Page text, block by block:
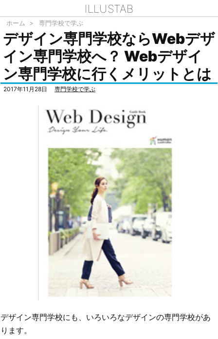
ILLUSTAB
ホーム > 専門学校で学ぶ
デザイン専門学校ならWebデザ
イン専門学校へ？ Webデザイ
ン専門学校に行くメリットとは
2017年11月28日 専門学校で学ぶ
デザイン専門学校にも、いろいろなデザインの専門学校があ
ります。